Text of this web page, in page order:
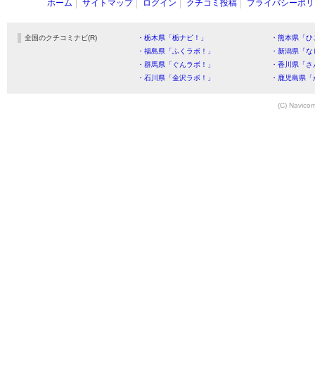
ホーム サイトマップ ログイン クチコミ投稿 プライバシーポ
全国のクチコミナビ(R) ・栃木県「栃ナビ！」
・熊本県「
・福島県「ふくラボ！」
・新潟県「
・群馬県「ぐんラボ！」
・香川県「
・石川県「金沢ラボ！」
・鹿児島県
(C)